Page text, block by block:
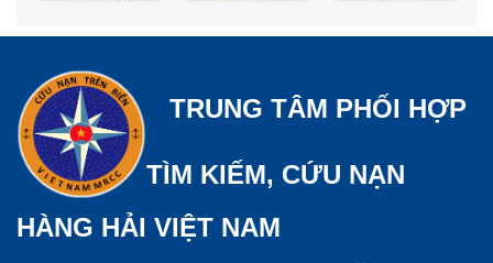
TRUNG TÂM PHỐI HỢP
TÌM KIẾM, CỨU NẠN
HÀNG HẢI VIỆT NAM